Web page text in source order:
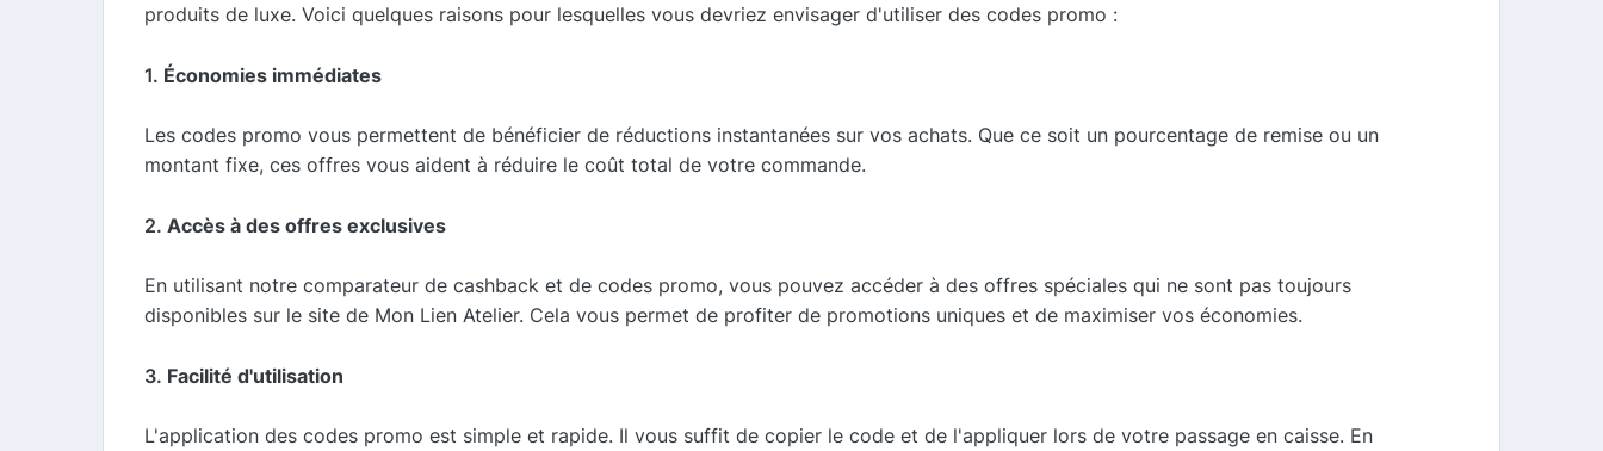
produits de luxe. Voici quelques raisons pour lesquelles vous devriez envisager d'utiliser des codes promo :
1. Économies immédiates
Les codes promo vous permettent de bénéficier de réductions instantanées sur vos achats. Que ce soit un pourcentage de remise ou un
montant fixe, ces offres vous aident à réduire le coût total de votre commande.
2. Accès à des offres exclusives
En utilisant notre comparateur de cashback et de codes promo, vous pouvez accéder à des offres spéciales qui ne sont pas toujours
disponibles sur le site de Mon Lien Atelier. Cela vous permet de profiter de promotions uniques et de maximiser vos économies.
3. Facilité d'utilisation
L'application des codes promo est simple et rapide. Il vous suffit de copier le code et de l'appliquer lors de votre passage en caisse. En